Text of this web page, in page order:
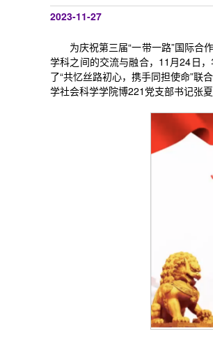
2023-11-27
为庆祝第三届“一带一路”国际合
学科之间的交流与融合，11月24日
了“共忆丝路初心，携手同担使命”联
学社会科学学院博221党支部书记张